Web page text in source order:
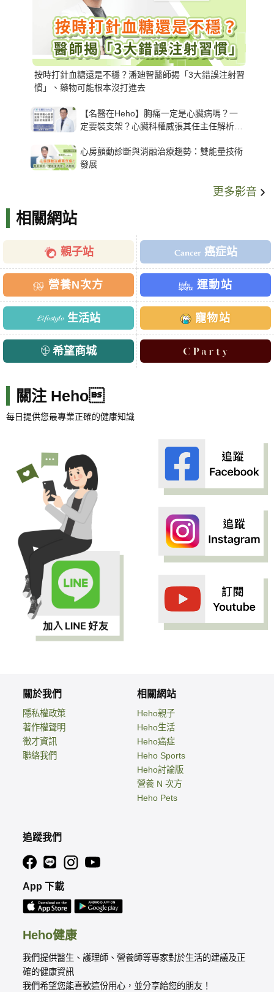
按時打針血糖還是不穩？潘廸智醫師揭「3大錯誤注射習
慣」、藥物可能根本沒打進去
【名醫在Heho】胸痛一定是心臟病嗎？一
定要裝支架？心臟科權威張其任主任解析支
心房顫動診斷與消融治療趨勢：雙能量技術
發展
更多影音
相關網站
親子站 癌症站
營養N次方 運動站
生活站 寵物站
希望商城
關注 Heho
每日提供您最專業正確的健康知識
Heho健康
我們提供醫生、護理師、營養師等專家對於生活的建議及正
確的健康資訊
我們希望您能喜歡這份用心，並分享給您的朋友！
關於我們
隱私權政策
著作權聲明
徵才資訊
聯絡我們
相關網站
Heho親子
Heho生活
Heho癌症
Heho Sports
Heho討論版
營養 N 次方
Heho Pets
追蹤我們
App 下載